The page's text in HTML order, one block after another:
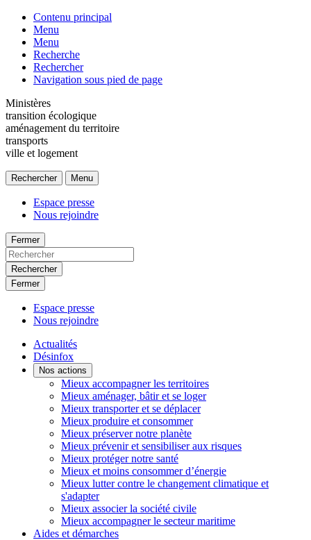
Contenu principal
Menu
Menu
Recherche
Rechercher
Navigation sous pied de page
Ministères
transition écologique
aménagement du territoire
transports
ville et logement
Rechercher Menu
Espace presse
Nous rejoindre
Fermer
Rechercher
Fermer
Espace presse
Nous rejoindre
Actualités
Désinfox
Nos actions
Mieux accompagner les territoires
Mieux aménager, bâtir et se loger
Mieux transporter et se déplacer
Mieux produire et consommer
Mieux préserver notre planète
Mieux prévenir et sensibiliser aux risques
Mieux protéger notre santé
Mieux et moins consommer d’énergie
Mieux lutter contre le changement climatique et
s'adapter
Mieux associer la société civile
Mieux accompagner le secteur maritime
Aides et démarches